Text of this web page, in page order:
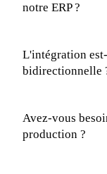
notre ERP ?
L'intégration
bidirectionnelle
Avez-vous
production ?